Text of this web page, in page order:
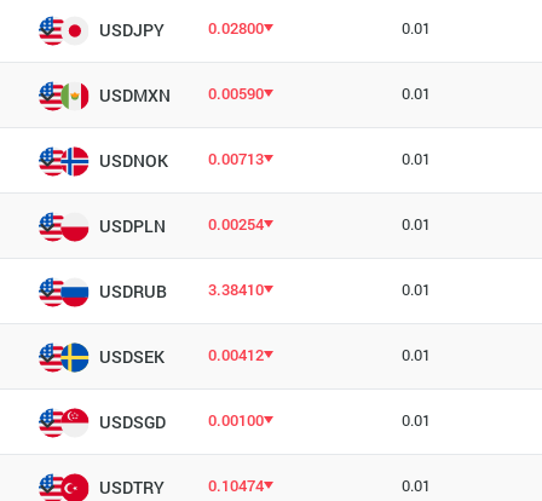
USDJPY 0.02800 0.01
USDMXN 0.00590 0.01
USDNOK 0.00713 0.01
USDPLN 0.00254 0.01
USDRUB 3.38410 0.01
USDSEK 0.00412 0.01
USDSGD 0.00100 0.01
USDTRY 0.10474 0.01